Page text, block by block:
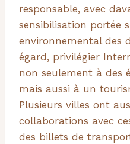
responsable, avec
sensibilisation portée
environnemental des
égard, privilégier
non seulement à des
mais aussi à un
Plusieurs villes ont
collaborations avec
des billets de